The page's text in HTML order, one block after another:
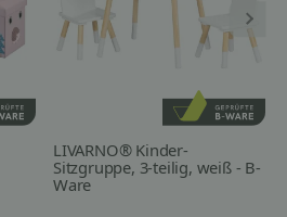
LIVARNO® Kinder-
Sitzgruppe, 3-teilig, weiß - B-
Ware